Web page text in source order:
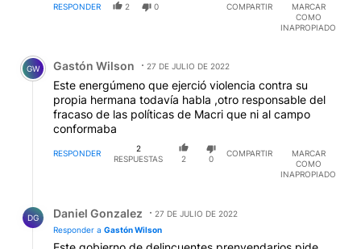
RESPONDER 2 0 COMPARTIR
MARCAR
COMO
INAPROPIADO
Comentario de Gastón Wilson.
GW Gastón Wilson 27 DE JULIO DE 2022
Este energúmeno que ejerció violencia contra su
propia hermana todavía habla ,otro responsable del
fracaso de las políticas de Macri que ni al campo
conformaba
RESPONDER
2
RESPUESTAS
2 0
COMPARTIR
MARCAR
COMO
INAPROPIADO
DG Daniel Gonzalez
27 DE JULIO DE 2022
Responder a Gastón Wilson